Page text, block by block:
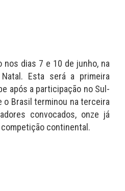
nos dias 7 e 10 de junho, na
Esta será a primeira
após a participação no Sul-
o Brasil terminou na terceira
convocados, onze já
continental.